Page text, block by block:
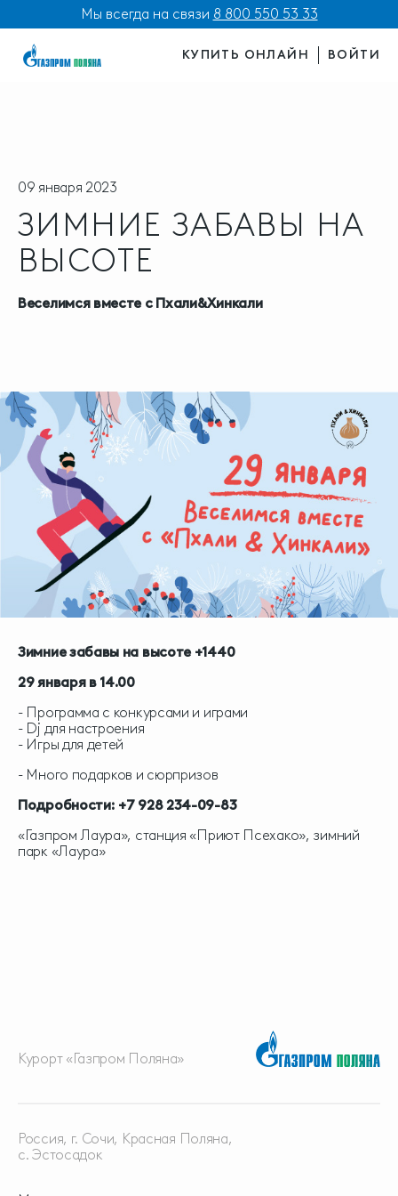
Мы всегда на связи 8 800 550 53 33
КУПИТЬ ОНЛАЙН ВОЙТИ
09 января 2023
ЗИМНИЕ ЗАБАВЫ НА
ВЫСОТЕ
Веселимся вместе с Пхали&Хинкали
Зимние забавы на высоте +1440
29 января в 14.00
- Программа с конкурсами и играми
- Dj для настроения
- Игры для детей
- Много подарков и сюрпризов
Подробности: +7 928 234-09-83
«Газпром Лаура», станция «Приют Псехако», зимний
парк «Лаура»
Курорт «Газпром Поляна»
Россия, г. Сочи, Красная Поляна,
с. Эстосадок